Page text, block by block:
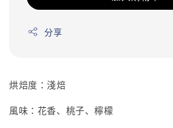
分享
烘焙度：淺焙
風味：花香、桃子、檸檬